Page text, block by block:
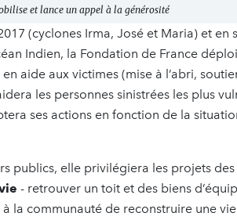
et lance un appel à la générosité
(cyclones Irma, José et Maria) et en
Indien, la Fondation de France
aide aux victimes (mise à l’abri,
les personnes sinistrées les plus
ses actions en fonction de la
publics, elle privilégiera les projets
- retrouver un toit et des biens
la communauté de reconstruire une